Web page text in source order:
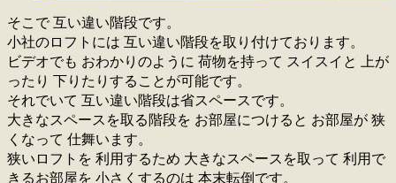
そこで 互い違い階段です。
小社のロフトには 互い違い階段を取り付けております。
ビデオでも おわかりのように 荷物を持って スイスイと 上が
ったり 下りたりすることが可能です。
それでいて 互い違い階段は省スペースです。
大きなスペースを取る階段を お部屋につけると お部屋が 狭
くなって 仕舞います。
狭いロフトを 利用するため 大きなスペースを取って 利用で
きるお部屋を 小さくするのは 本末転倒です。